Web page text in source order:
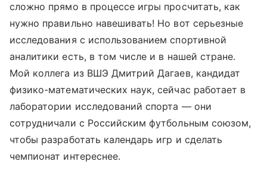
сложно прямо в процессе игры просчитать, как
нужно правильно навешивать! Но вот серьезные
исследования с использованием спортивной
аналитики есть, в том числе и в нашей стране.
Мой коллега из ВШЭ Дмитрий Дагаев, кандидат
физико-математических наук, сейчас работает в
лаборатории исследований спорта — они
сотрудничали с Российским футбольным союзом,
чтобы разработать календарь игр и сделать
чемпионат интереснее.